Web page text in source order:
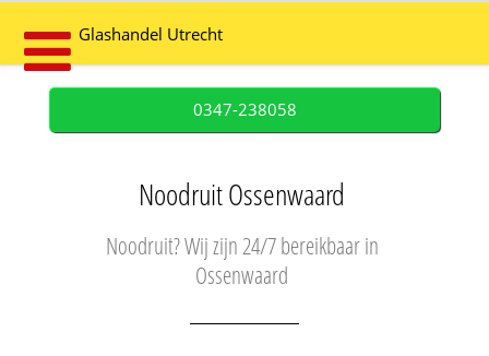
Glashandel Utrecht
0347-238058
Noodruit Ossenwaard
Noodruit? Wij zijn 24/7 bereikbaar in
Ossenwaard